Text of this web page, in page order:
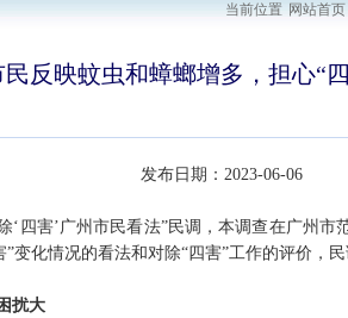
当前位置 网站首页
民反映蚊虫和蟑螂增多，担心“
发布日期： 2023-06-06
‘四害’广州市民看法”民调，本调查在广州
变化情况的看法和对除“四害”工作的评价，
扰大